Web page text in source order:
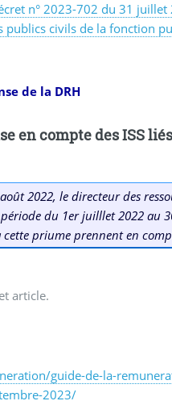
n° 2023-702 du 31 juillet
civils de la fonction
de la DRH
en compte des ISS
2022, le directeur des
du 1er juilllet 2022 au
priume prennent en
article.
guide-de-la-
2023/